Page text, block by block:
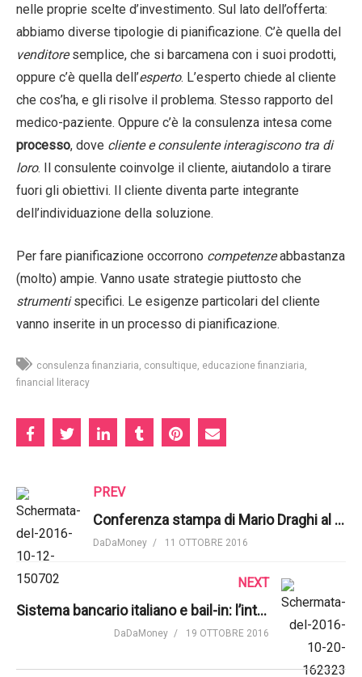
nelle proprie scelte d’investimento. Sul lato dell’offerta:
abbiamo diverse tipologie di pianificazione. C’è quella del
venditoresemplice, che si barcamena con i suoi prodotti,
oppure c’è quella dell’esperto. L’esperto chiede al cliente
che cos’ha, e gli risolve il problema. Stesso rapporto del
medico-paziente. Oppure c’è la consulenza intesa come
processo, dove cliente e consulente interagiscono tra di
loro. Il consulente coinvolge il cliente, aiutandolo a tirare
fuori gli obiettivi. Il cliente diventa parte integrante
dell’individuazione della soluzione.
Per fare pianificazione occorrono competenzeabbastanza
(molto) ampie. Vanno usate strategie piuttosto che
strumentispecifici. Le esigenze particolari del cliente
vanno inserite in un processo di pianificazione.
consulenza finanziaria consultique educazione finanziaria
financial literacy
PREV
Conferenza stampa di Mario Draghi al meeting annuale del FMI – 8 ottobre 2016
DaDaMoney 11 OTTOBRE 2016
NEXT
Sistema bancario italiano e bail-in: l’intervento di Giuseppe Romano, Consultique
DaDaMoney 19 OTTOBRE 2016